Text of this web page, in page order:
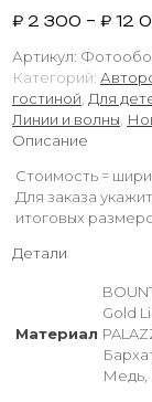
₽ 2 300 – ₽ 12
Артикул:
Категорий:
гостиной, Для
Линии и волны,
Описание
Стоимость =
Для заказа
итоговых
Детали
Материал
Gold
Медь,